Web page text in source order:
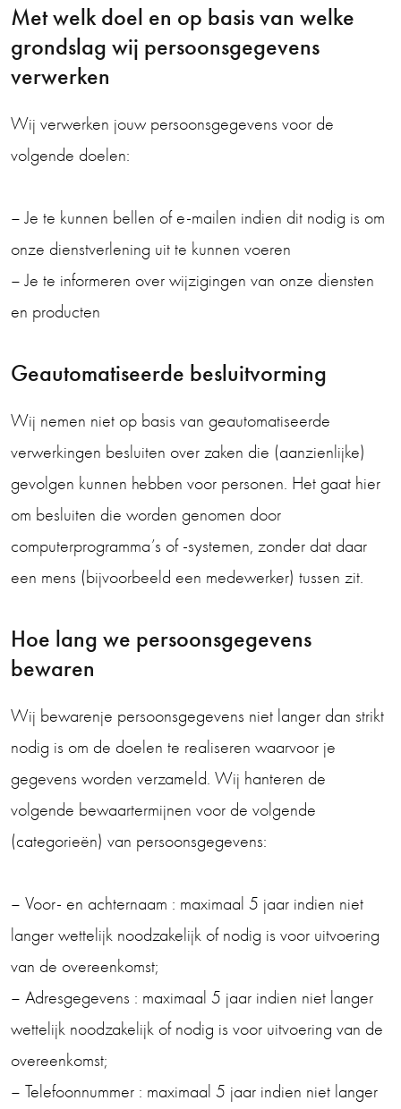
Met welk doel en op basis van welke
grondslag wij persoonsgegevens
verwerken
Wij verwerken jouw persoonsgegevens voor de
volgende doelen:
– Je te kunnen bellen of e-mailen indien dit nodig is om
onze dienstverlening uit te kunnen voeren
– Je te informeren over wijzigingen van onze diensten
en producten
Geautomatiseerde besluitvorming
Wij nemen niet op basis van geautomatiseerde
verwerkingen besluiten over zaken die (aanzienlijke)
gevolgen kunnen hebben voor personen. Het gaat hier
om besluiten die worden genomen door
computerprogramma’s of -systemen, zonder dat daar
een mens (bijvoorbeeld een medewerker) tussen zit.
Hoe lang we persoonsgegevens
bewaren
Wij bewarenje persoonsgegevens niet langer dan strikt
nodig is om de doelen te realiseren waarvoor je
gegevens worden verzameld. Wij hanteren de
volgende bewaartermijnen voor de volgende
(categorieën) van persoonsgegevens:
– Voor- en achternaam : maximaal 5 jaar indien niet
langer wettelijk noodzakelijk of nodig is voor uitvoering
van de overeenkomst;
– Adresgegevens : maximaal 5 jaar indien niet langer
wettelijk noodzakelijk of nodig is voor uitvoering van de
overeenkomst;
– Telefoonnummer : maximaal 5 jaar indien niet langer